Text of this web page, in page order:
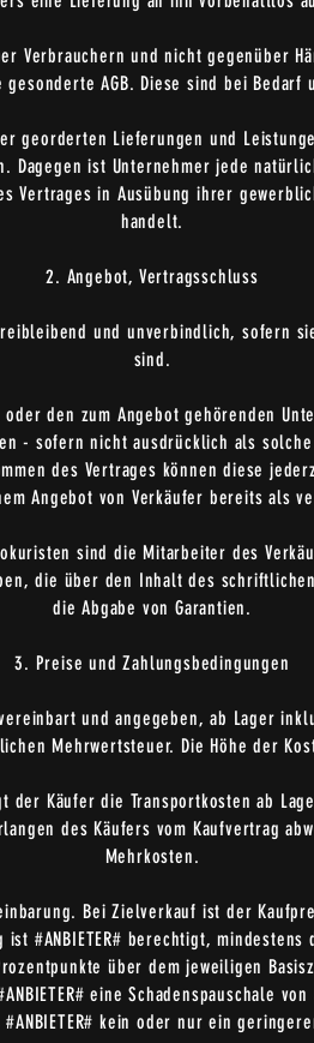
Verbrauchern und nicht gegenüber
AGB. Diese sind bei
georderten Lieferungen und
Dagegen ist Unternehmer jede
Vertrages in Ausübung ihrer
handelt.
2. Angebot, Vertragsschluss
und unverbindlich, sofern
sind.
den zum Angebot gehörenden
- sofern nicht ausdrücklich als
des Vertrages können diese
Angebot von Verkäufer bereits als
sind die Mitarbeiter des
die über den Inhalt des
die Abgabe von Garantien.
3. Preise und Zahlungsbedingungen
und angegeben, ab Lager
Mehrwertsteuer. Die Höhe der
Käufer die Transportkosten ab
des Käufers vom Kaufvertrag
Mehrkosten.
Bei Zielverkauf ist der
#ANBIETER# berechtigt,
über dem jeweiligen
eine Schadenspauschale
kein oder nur ein